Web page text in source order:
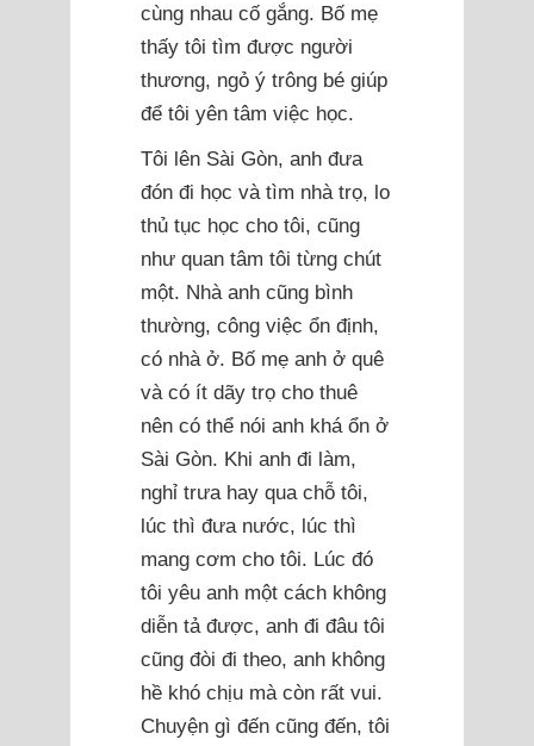
cùng nhau cố gắng. Bố mẹ
thấy tôi tìm được người
thương, ngỏ ý trông bé giúp
để tôi yên tâm việc học.
Tôi lên Sài Gòn, anh đưa
đón đi học và tìm nhà trọ, lo
thủ tục học cho tôi, cũng
như quan tâm tôi từng chút
một. Nhà anh cũng bình
thường, công việc ổn định,
có nhà ở. Bố mẹ anh ở quê
và có ít dãy trọ cho thuê
nên có thể nói anh khá ổn ở
Sài Gòn. Khi anh đi làm,
nghỉ trưa hay qua chỗ tôi,
lúc thì đưa nước, lúc thì
mang cơm cho tôi. Lúc đó
tôi yêu anh một cách không
diễn tả được, anh đi đâu tôi
cũng đòi đi theo, anh không
hề khó chịu mà còn rất vui.
Chuyện gì đến cũng đến, tôi